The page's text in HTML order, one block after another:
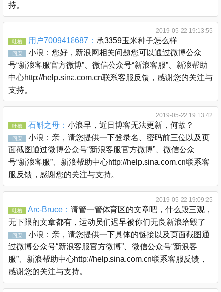
持。
2019-05-22 19:13:55
吐槽 用户7009418687： 承3359玉米种子怎么样
回应 小浪： 您好，新浪网相关问题您可以通过微博公众
号“新浪客服官方微博”、微信公众号“新浪客服”、新浪帮助
中心http://help.sina.com.cn联系客服反馈，感谢您的关注与
支持。
2019-05-22 19:13:42
吐槽 石斛之母： 小浪早，近日博客无法更新，何故？
回应 小浪： 亲，请您提供一下登录名、密码前三位以及页
面截图通过微博公众号“新浪客服官方微博”、微信公众
号“新浪客服”、新浪帮助中心http://help.sina.com.cn联系客
服反馈，感谢您的关注与支持。
2019-05-22 19:09:25
吐槽 Arc-Bruce： 请管一管体育区的文章吧，什么毁三观，
无下限的文章都有，运动员们迟早被你们无良新浪给毁了
回应 小浪： 亲，请您提供一下具体的链接以及页面截图通
过微博公众号“新浪客服官方微博”、微信公众号“新浪客
服”、新浪帮助中心http://help.sina.com.cn联系客服反馈，
感谢您的关注与支持。